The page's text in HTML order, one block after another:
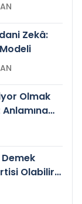
Zekâ:
Olmak
Anlamına
Olabilir